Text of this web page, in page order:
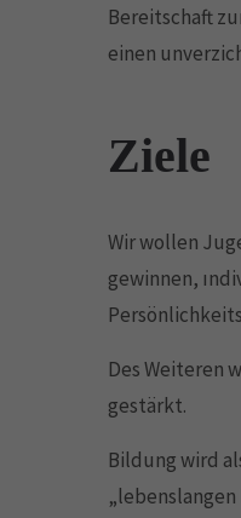
Bereitschaft
einen
Ziele
Wir wollen
gewinnen,
Des Weiteren
gestärkt.
Bildung wird